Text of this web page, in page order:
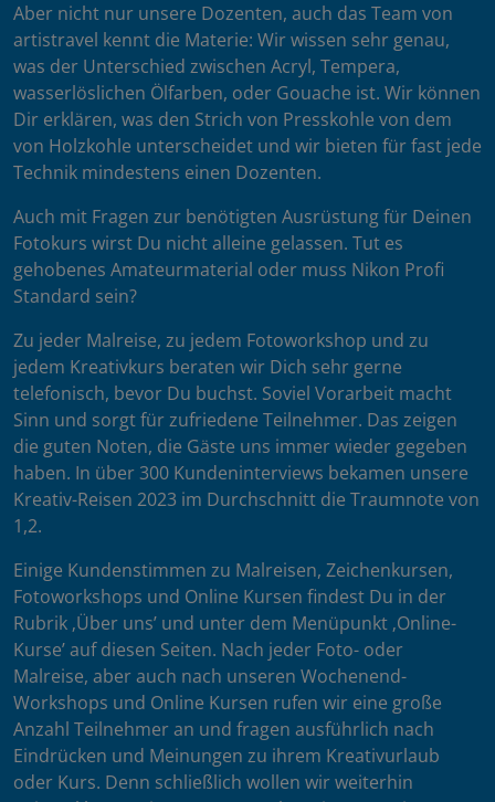
Aber nicht nur unsere Dozenten, auch das Team von
artistravel kennt die Materie: Wir wissen sehr genau,
was der Unterschied zwischen Acryl, Tempera,
wasserlöslichen Ölfarben, oder Gouache ist. Wir können
Dir erklären, was den Strich von Presskohle von dem
von Holzkohle unterscheidet und wir bieten für fast jede
Technik mindestens einen Dozenten.
Auch mit Fragen zur benötigten Ausrüstung für Deinen
Fotokurs wirst Du nicht alleine gelassen. Tut es
gehobenes Amateurmaterial oder muss Nikon Profi
Standard sein?
Zu jeder Malreise, zu jedem Fotoworkshop und zu
jedem Kreativkurs beraten wir Dich sehr gerne
telefonisch, bevor Du buchst. Soviel Vorarbeit macht
Sinn und sorgt für zufriedene Teilnehmer. Das zeigen
die guten Noten, die Gäste uns immer wieder gegeben
haben. In über 300 Kundeninterviews bekamen unsere
Kreativ-Reisen 2023 im Durchschnitt die Traumnote von
1,2.
Einige Kundenstimmen zu Malreisen, Zeichenkursen,
Fotoworkshops und Online Kursen findest Du in der
Rubrik ‚Über uns’ und unter dem Menüpunkt ‚Online-
Kurse’ auf diesen Seiten. Nach jeder Foto- oder
Malreise, aber auch nach unseren Wochenend-
Workshops und Online Kursen rufen wir eine große
Anzahl Teilnehmer an und fragen ausführlich nach
Eindrücken und Meinungen zu ihrem Kreativurlaub
oder Kurs. Denn schließlich wollen wir weiterhin